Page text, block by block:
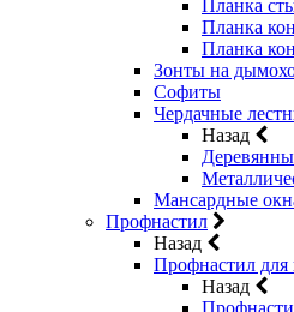
Планка
Планка
Планка
Зонты на
Софиты
Чердачные
Назад
Мансардные
Профнастил
Назад
Профнастил для
Назад